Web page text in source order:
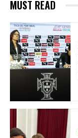
MUST READ